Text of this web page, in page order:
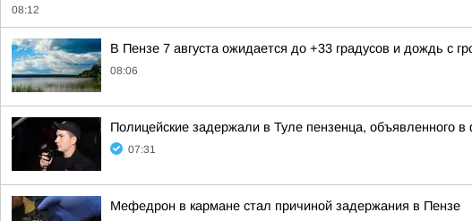
08:12
В Пензе 7 августа ожидается до +33 градусов и дождь с
08:06
Полицейские задержали в Туле пензенца, объявленного
07:31
Мефедрон в кармане стал причиной задержания в Пензе